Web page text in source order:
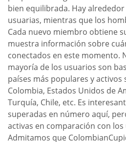
bien equilibrada. Hay alrededor
usuarias, mientras que los
Cada nuevo miembro obtiene
muestra información sobre
conectados en este momento.
mayoría de los usuarios son
países más populares y activos
Colombia, Estados Unidos de
Turquía, Chile, etc. Es
superadas en número aquí,
activas en comparación con
Admitamos que